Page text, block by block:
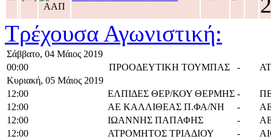
Τρέχουσα Αγωνιστική:
Σάββατο, 04 Μάιος 2019
00:00
ΠΡΟΟΔΕΥΤΙΚΗ ΤΟΥΜΠΑΣ -
Κυριακή, 05 Μάιος 2019
12:00
ΕΛΠΙΔΕΣ ΘΕΡ/ΚΟΥ ΘΕΡΜΗΣ -
12:00
ΑΕ ΚΑΛΛΙΘΕΑΣ Π.ΦΑ/ΝΗ -
12:00
ΙΩΑΝΝΗΣ ΠΑΠΑΦΗΣ -
12:00
ΑΤΡΟΜΗΤΟΣ ΤΡΙΑΔΙΟΥ -